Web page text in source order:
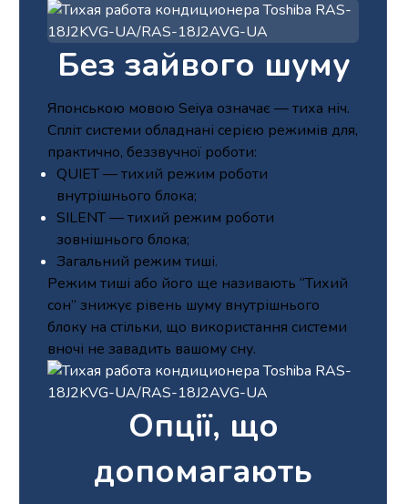
Без зайвого шуму
Японською мовою Seiya означає — тиха ніч.
Спліт системи обладнані серією режимів для,
практично, беззвучної роботи:
QUIET — тихий режим роботи
внутрішнього блока;
SILENT — тихий режим роботи
зовнішнього блока;
Загальний режим тиші.
Режим тиші або його ще називають “Тихий
сон” знижує рівень шуму внутрішнього
блоку на стільки, що використання системи
вночі не завадить вашому сну.
Опції, що
допомагають